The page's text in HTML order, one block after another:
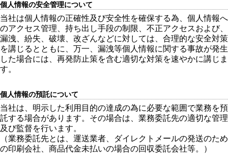
個人情報の安全管理について
当社は個人情報の正確性及び安全性を確保する為、個人情報へ
のアクセス管理、持ち出し手段の制限、不正アクセスおよび、
漏洩、紛失、破壊、改ざんなどに対しては、合理的な安全対策
を講じるとともに、万一、漏洩等個人情報に関する事故が発生
した場合には、再発防止策を含む適切な対策を速やかに講じま
す。
個人情報の預託について
当社は、明示した利用目的の達成の為に必要な範囲で業務を預
託する場合があります。その場合は、業務委託先の適切な管理
及び監督を行います。
（業務委託先とは、運送業者、ダイレクトメールの発送のため
の印刷会社、商品代金未払いの場合の回収委託会社等。）